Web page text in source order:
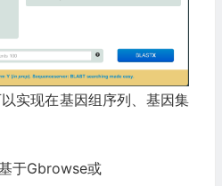
实现在基因组序列、基因集
于Gbrowse或